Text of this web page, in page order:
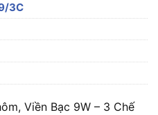
3C
Viền Bạc 9W – 3 Chế